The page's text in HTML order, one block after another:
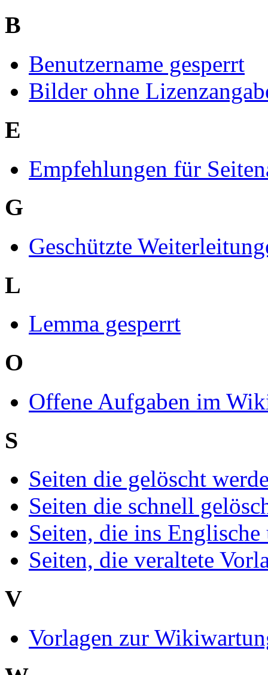
B
Benutzername gesperrt
Bilder ohne
E
Empfehlungen für
G
Geschützte
L
Lemma gesperrt
O
Offene Aufgaben im
S
Seiten die gelöscht
Seiten die schnell
Seiten, die ins
Seiten, die veraltete
V
Vorlagen zur